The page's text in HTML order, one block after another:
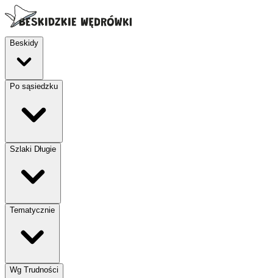
Beskidy
Po sąsiedzku
Szlaki Długie
Tematycznie
Wg Trudności